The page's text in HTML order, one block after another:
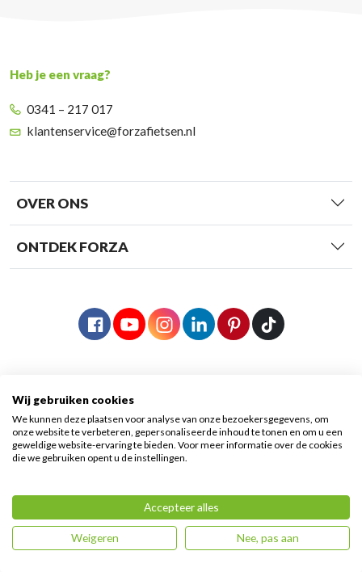
Heb je een vraag?
0341 – 217 017
klantenservice@forzafietsen.nl
OVER ONS
ONTDEK FORZA
© 2026 Forza Fietsen | Algemene voorwaarden
|
Privacy voorwaarden
| Sitemap
Wij gebruiken cookies
We kunnen deze plaatsen voor analyse van onze bezoekersgegevens, om
onze website te verbeteren, gepersonaliseerde inhoud te tonen en om u een
geweldige website-ervaring te bieden. Voor meer informatie over de cookies
die we gebruiken opent u de instellingen.
Accepteer alles
Weigeren Nee, pas aan